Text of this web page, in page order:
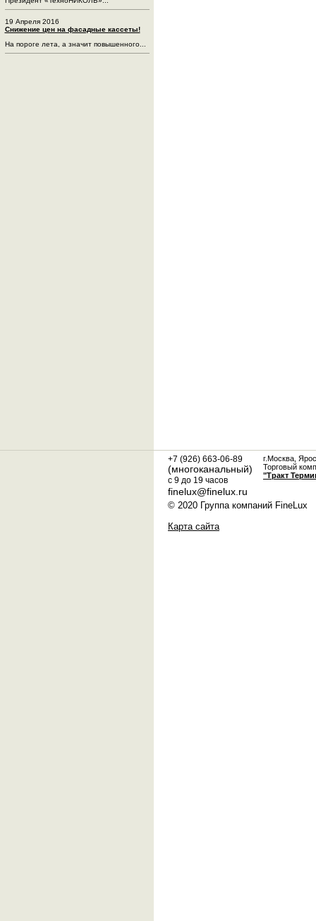
19 Апреля 2016
Снижение цен на фасадные кассеты!
На пороге лета, а значит повышенного...
+7 (926) 663-06-89
(многоканальный)
с 9 до 19 часов
finelux@finelux.ru
г.Москва,
Торговый
"Тракт
© 2020 Группа компаний FineLux
Карта сайта